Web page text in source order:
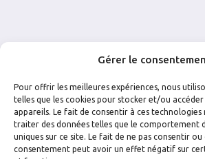
Gérer le
Pour offrir les meilleures expériences, nous
telles que les cookies pour stocker et/ou
appareils. Le fait de consentir à ces
traiter des données telles que le comportement
uniques sur ce site. Le fait de ne pas consentir
consentement peut avoir un effet négatif sur
FACEBOOK INSTAGRAM